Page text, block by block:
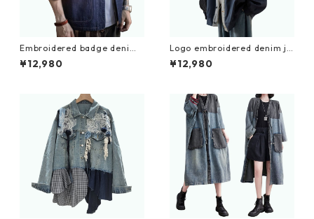
Embroidered badge denim j
acket D0138
¥12,980
Logo embroidered denim ja
cket D0089
¥12,980